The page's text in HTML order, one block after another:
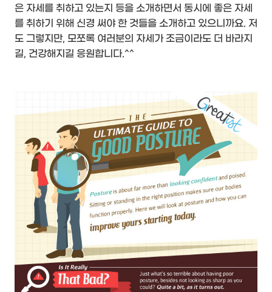
은 자세를 취하고 있는지 등을 소개하면서 동시에 좋은 자세
를 취하기 위해 신경 써야 한 것들을 소개하고 있으니까요. 저
도 그렇지만, 모쪼록 여러분의 자세가 조금이라도 더 바라지
길, 건강해지길 응원합니다.^^